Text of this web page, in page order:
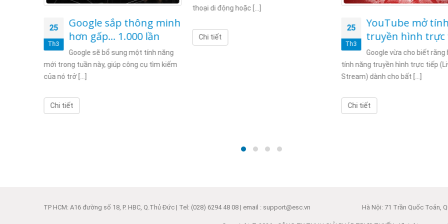
25
Th3
Google sắp thông minh
hơn gấp… 1.000 lần
Google sẽ bổ sung một tính năng
mới trong tuần này, giúp công cụ tìm kiếm
của nó trở [...]
Chi tiết
thoại di động hoặc [...]
Chi tiết
25
Th3
YouTube mở
truyền hình trực
Google vừa cho biết rằng
tính năng truyền hình trực tiếp
Stream) dành cho bất [...]
Chi tiết
TP HCM: A16 đường số 18, P. HBC, Q.Thủ Đức | Tel: (028) 6294 48 08 | email : support@esc.vn Hà Nội: 71 Trần Quốc Toản,